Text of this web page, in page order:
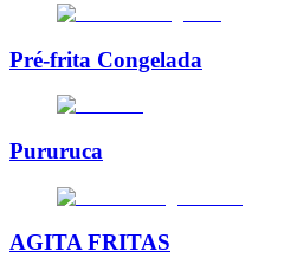
Pré-frita Congelada
Pururuca
AGITA FRITAS